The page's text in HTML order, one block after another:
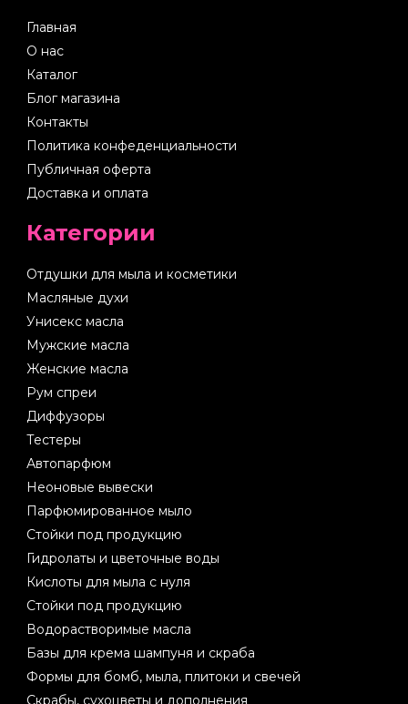
Главная
О нас
Каталог
Блог магазина
Контакты
Политика конфеденциальности
Публичная оферта
Доставка и оплата
Категории
Отдушки для мыла и косметики
Масляные духи
Унисекс масла
Мужские масла
Женские масла
Рум спреи
Диффузоры
Тестеры
Автопарфюм
Неоновые вывески
Парфюмированное мыло
Стойки под продукцию
Гидролаты и цветочные воды
Кислоты для мыла с нуля
Стойки под продукцию
Водорастворимые масла
Базы для крема шампуня и скраба
Формы для бомб, мыла, плитоки и свечей
Скрабы, сухоцветы и дополнения